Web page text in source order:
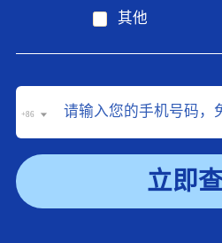
其他
+86
立即